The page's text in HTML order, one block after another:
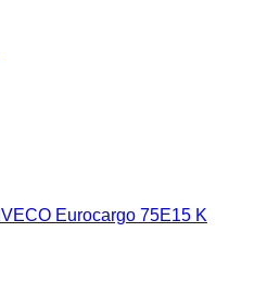
IVECO Eurocargo 75E15 K